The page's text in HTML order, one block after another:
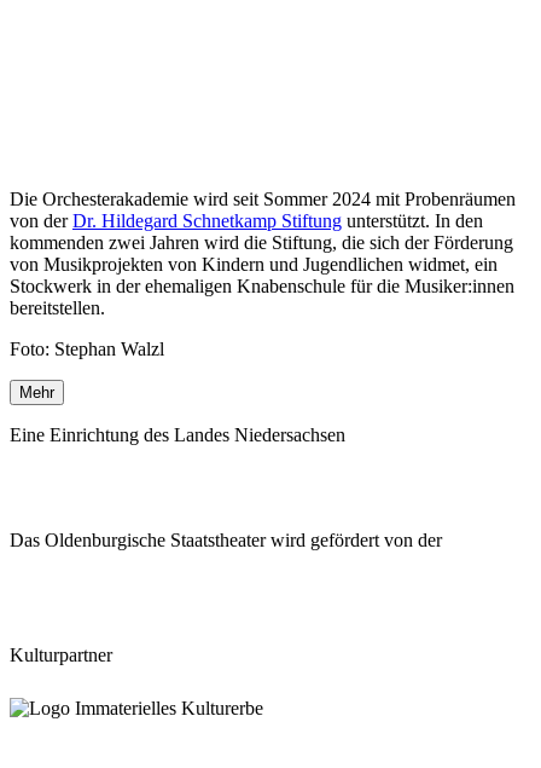
Die Orchesterakademie wird seit Sommer 2024 mit Probenräumen
von derDr. Hildegard Schnetkamp Stiftung unterstützt. In den
kommenden zwei Jahren wird die Stiftung, die sich der Förderung
von Musikprojekten von Kindern und Jugendlichen widmet, ein
Stockwerk in der ehemaligen Knabenschule für die Musiker:innen
bereitstellen.
Foto: Stephan Walzl
Mehr
Eine Einrichtung des Landes Niedersachsen
Das Oldenburgische Staatstheater wird gefördert von der
Kulturpartner